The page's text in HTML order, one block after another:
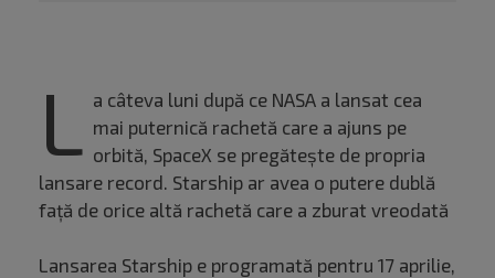
L a câteva luni după ce NASA a lansat cea
mai puternică rachetă care a ajuns pe
orbită, SpaceX se pregătește de propria
lansare record. Starship ar avea o putere dublă
față de orice altă rachetă care a zburat vreodată
Lansarea Starship e programată pentru 17 aprilie,